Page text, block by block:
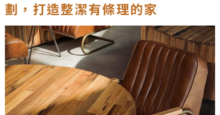
劃，打造整潔有條理的家